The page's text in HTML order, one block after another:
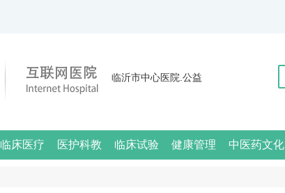
临沂市中心医院.公益
临床医疗 医护科教 临床试验 健康管理 中医药文化